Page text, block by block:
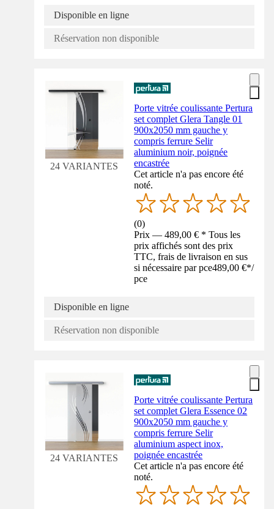
Disponible en ligne
Réservation non disponible
24 VARIANTES
Porte vitrée coulissante Pertura
set complet Glera Tangle 01
900x2050 mm gauche y
compris ferrure Selir
aluminium noir, poignée
encastrée
Cet article n'a pas encore été
noté.
(0)
Prix — 489,00 € * Tous les
prix affichés sont des prix
TTC, frais de livraison en sus
si nécessaire par pce489,00 €*/
pce
Disponible en ligne
Réservation non disponible
24 VARIANTES
Porte vitrée coulissante Pertura
set complet Glera Essence 02
900x2050 mm gauche y
compris ferrure Selir
aluminium aspect inox,
poignée encastrée
Cet article n'a pas encore été
noté.